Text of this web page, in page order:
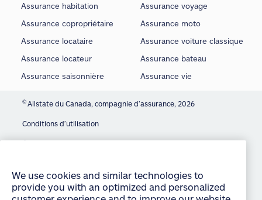
Assurance habitation
Assurance copropriétaire
Assurance locataire
Assurance locateur
Assurance saisonnière
Assurance voyage
Assurance moto
Assurance voiture classique
Assurance bateau
Assurance vie
©Allstate du Canada, compagnie d’assurance, 2026
Conditions d’utilisation
É noncé sur la protection de la vie privée
Accessibilité
We use cookies and similar technologies to
By continuing to use this site without changing
your settings, you agree to our use of all cookies
and similar technologies. For more information or